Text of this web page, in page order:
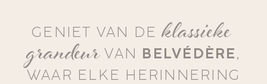
GENIET VAN DEklassieke
grandeur VAN BELVÉDÈRE,
WAAR ELKE HERINNERING